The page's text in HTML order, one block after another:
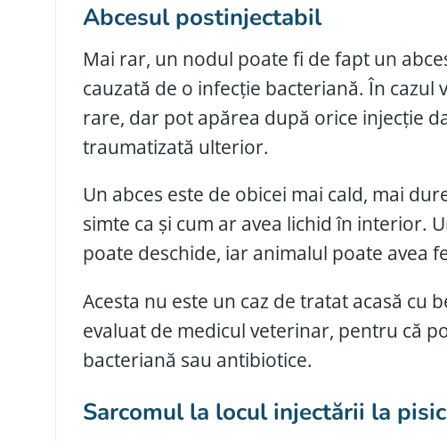
Abcesul postinjectabil
Mai rar, un nodul poate fi de fapt un
cauzată de o infecție bacteriană. În
rare, dar pot apărea după orice injecție
traumatizată ulterior.
Un abces este de obicei mai cald, mai
simte ca și cum ar avea lichid în interior.
poate deschide, iar animalul poate avea
Acesta nu este un caz de tratat acasă cu
evaluat de medicul veterinar, pentru că
bacteriană sau antibiotice.
Sarcomul la locul injectării la